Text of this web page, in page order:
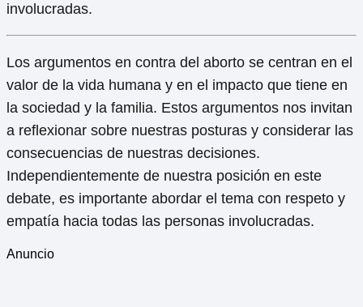
involucradas.
Los argumentos en contra del aborto se centran en el
valor de la vida humana y en el impacto que tiene en
la sociedad y la familia. Estos argumentos nos invitan
a reflexionar sobre nuestras posturas y considerar las
consecuencias de nuestras decisiones.
Independientemente de nuestra posición en este
debate, es importante abordar el tema con respeto y
empatía hacia todas las personas involucradas.
Anuncio